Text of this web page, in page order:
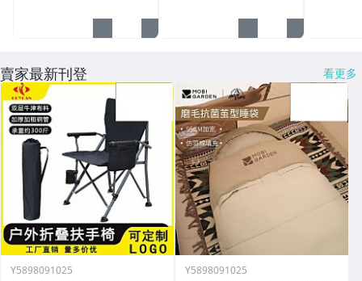
賣家最新刊登 看更多
Y5898091025 Y5898091025